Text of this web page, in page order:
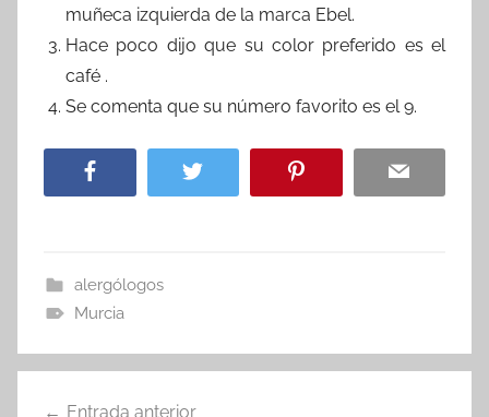
muñeca izquierda de la marca Ebel.
Hace poco dijo que su color preferido es el
café .
Se comenta que su número favorito es el 9.
alergólogos
Murcia
Entrada anterior